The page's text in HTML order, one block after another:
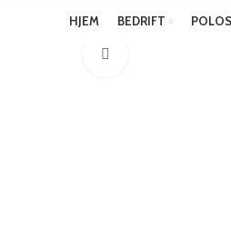
HJEM BEDRIFT